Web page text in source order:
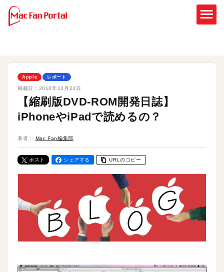
Apple レポート
掲載日： 2010年12月24日
【縮刷版DVD-ROM開発日誌】
iPhoneやiPadで読めるの？
著者： Mac Fan編集部
ポスト シェアする URLのコピー